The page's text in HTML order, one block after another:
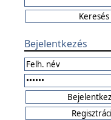
Bejelentkezés